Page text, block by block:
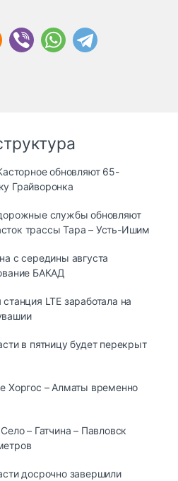
обновляют 65-
Грайворонка
службы обновляют
трассы Тара – Усть-Ишим
с середины августа
БАКАД
LTE заработала на
в пятницу будет перекрыт
Хоргос – Алматы временно
– Гатчина – Павловск
досрочно завершили